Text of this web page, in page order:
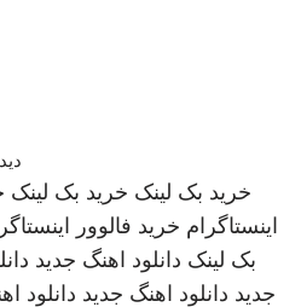
خرید بک لینک خرید بک لینک
اینستاگرام خرید فالوور
بک لینک دانلود اهنگ جدید
جدید دانلود اهنگ جدید دانلود